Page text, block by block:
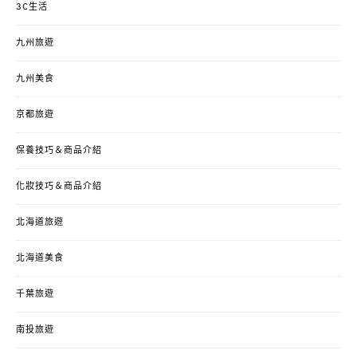
3C生活
九州旅遊
九州美食
京都旅遊
保養技巧＆商品介紹
化妝技巧＆商品介紹
北海道旅遊
北海道美食
千葉旅遊
南投旅遊